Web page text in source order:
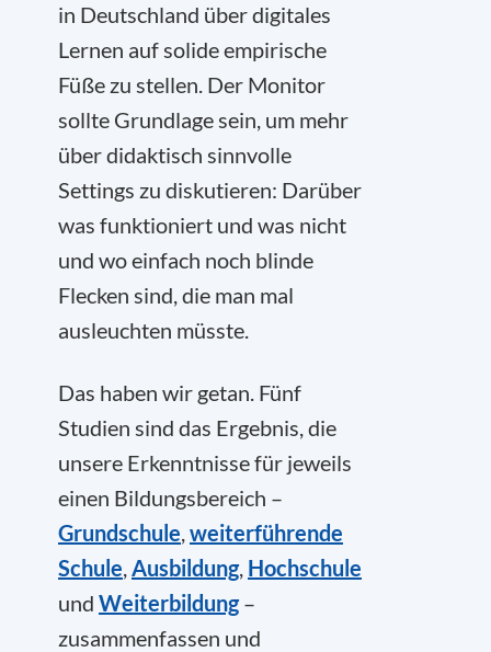
in Deutschland über digitales
Lernen auf solide empirische
Füße zu stellen. Der Monitor
sollte Grundlage sein, um mehr
über didaktisch sinnvolle
Settings zu diskutieren: Darüber
was funktioniert und was nicht
und wo einfach noch blinde
Flecken sind, die man mal
ausleuchten müsste.
Das haben wir getan. Fünf
Studien sind das Ergebnis, die
unsere Erkenntnisse für jeweils
einen Bildungsbereich –
Grundschule,weiterführende
Schule,Ausbildung, Hochschule
und Weiterbildung–
zusammenfassen und